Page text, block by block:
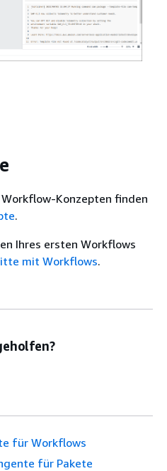
Konzepten finden
.
Ihres ersten Workflows
mit Workflows.
für Workflows
für Pakete